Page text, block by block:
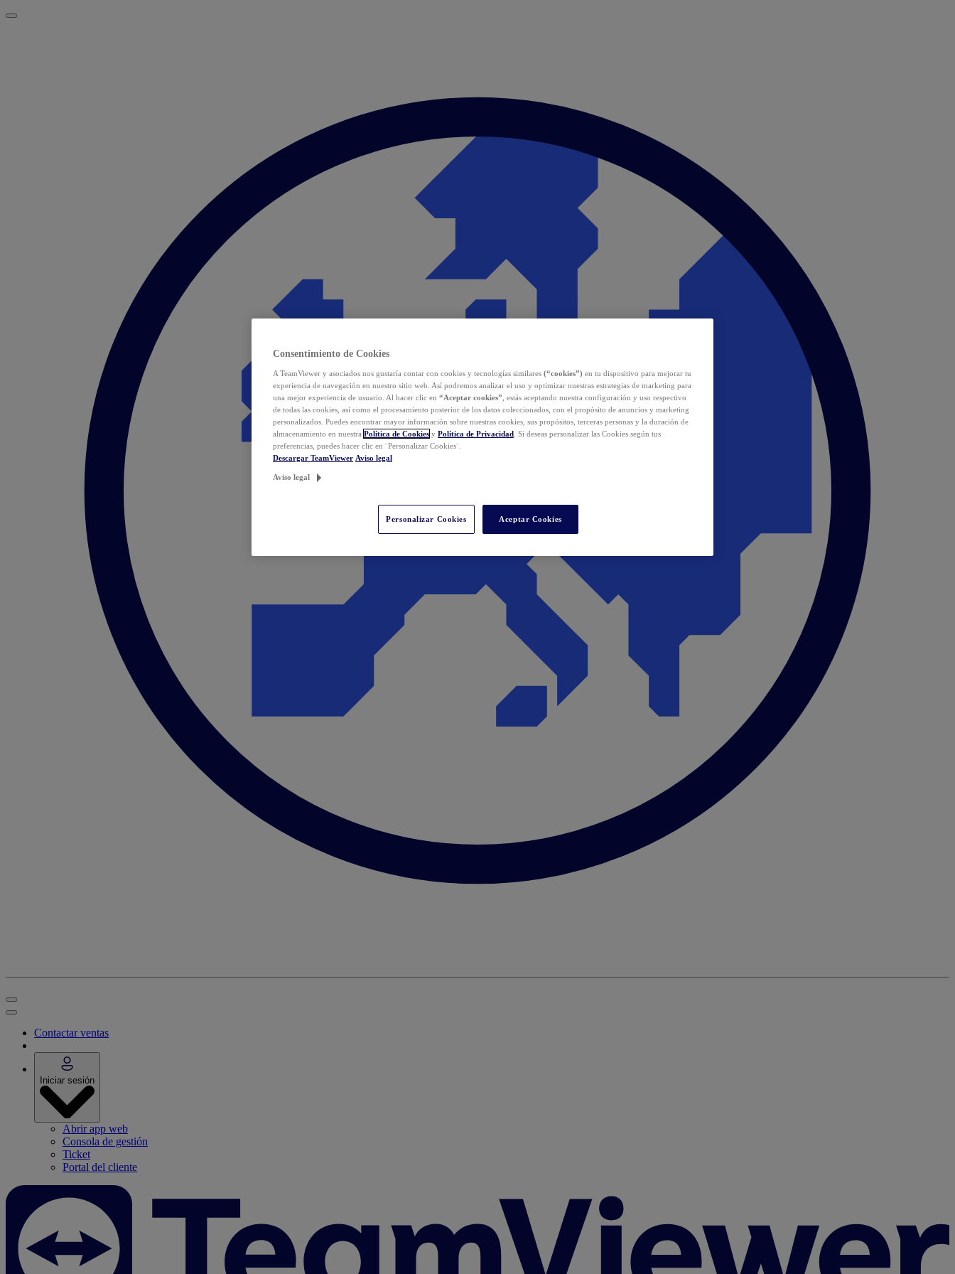
Contactar ventas
Iniciar sesión
Abrir app web
Consola de gestión
Ticket
Portal del cliente
Consentimiento de Cookies
A TeamViewer y asociados nos gustaría contar con cookies y tecnologías similares (“cookies”) en tu dispositivo para mejorar tu
experiencia de navegación en nuestro sitio web. Así podremos analizar el uso y optimizar nuestras estrategias de marketing para
una mejor experiencia de usuario. Al hacer clic en “Aceptar cookies” , estás aceptando nuestra configuración y uso respectivo
de todas las cookies, así como el procesamiento posterior de los datos coleccionados, con el propósito de anuncios y marketing
personalizados. Puedes encontrar mayor información sobre nuestras cookies, sus propósitos, terceras personas y la duración de
almacenamiento en nuestra Política de Cookies y Política de Privacidad . Si deseas personalizar las Cookies según tus
preferencias, puedes hacer clic en ¨Personalizar Cookies¨.
Descargar TeamViewer Aviso legal
Aviso legal
Personalizar Cookies Aceptar Cookies